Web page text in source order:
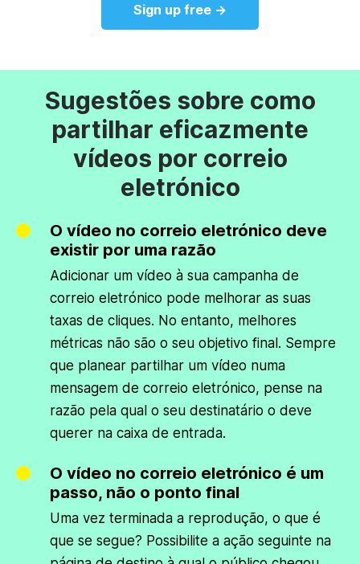
Sign up free →
Sugestões sobre como
partilhar eficazmente
vídeos por correio
eletrónico
O vídeo no correio eletrónico deve
existir por uma razão
Adicionar um vídeo à sua campanha de
correio eletrónico pode melhorar as suas
taxas de cliques. No entanto, melhores
métricas não são o seu objetivo final. Sempre
que planear partilhar um vídeo numa
mensagem de correio eletrónico, pense na
razão pela qual o seu destinatário o deve
querer na caixa de entrada.
O vídeo no correio eletrónico é um
passo, não o ponto final
Uma vez terminada a reprodução, o que é
que se segue? Possibilite a ação seguinte na